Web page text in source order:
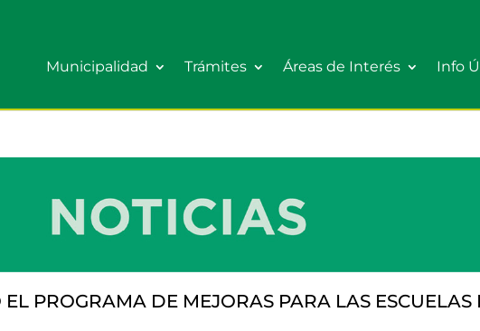
Municipalidad Trámites Áreas de Interés Info
EL PROGRAMA DE MEJORAS PARA LAS ESCUELAS